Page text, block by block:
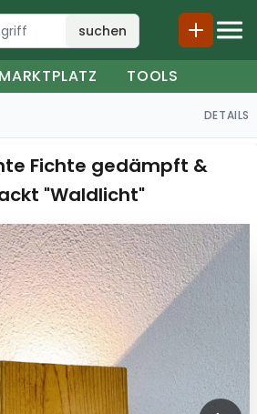
suchen
MARKTPLATZ TOOLS
DETAILS
Fichte gedämpft &
"Waldlicht"